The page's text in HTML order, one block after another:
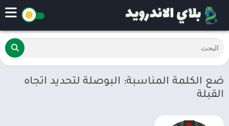
ضع الكلمة المناسبة: البوصلة لتحديد اتجاه
القبلة